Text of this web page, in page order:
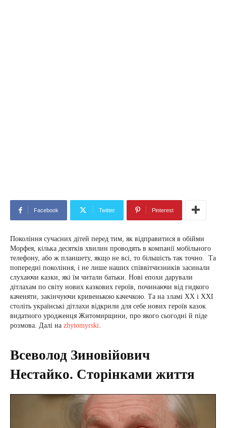
Facebook Twitter Pinterest
Покоління сучасних дітей перед тим, як відправитися в обійми
Морфея, кілька десятків хвилин проводять в компанії мобільного
телефону, або ж планшету, якщо не всі, то більшість так точно. Та
попередні покоління, і не лише наших співвітчизників засинали
слухаючи казки, які їм читали батьки. Нові епохи дарували
дітлахам по світу нових казкових героїв, починаючи від гидкого
каченяти, закінчуючи кривенькою качечкою. Та на зламі ХХ і ХХІ
століть українські дітлахи відкрили для себе нових героїв казок
видатного уродженця Житомирщини, про якого сьогодні й піде
розмова. Далі на zhytomyrski.
Всеволод Зиновійович
Нестайко. Сторінками життя